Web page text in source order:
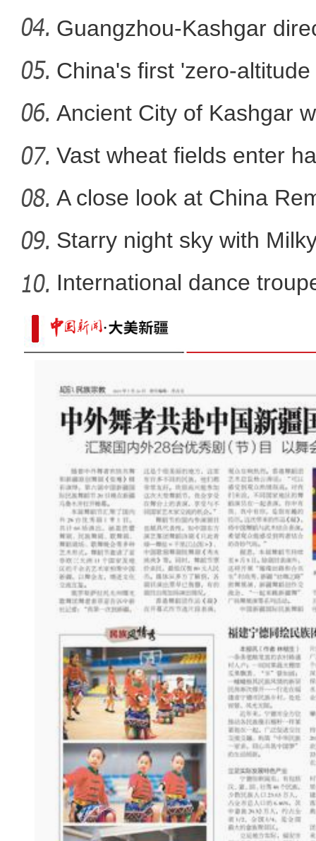
新疆库车现代农业科创中心
新疆铁路双口岸通行
Guangzhou-Kashgar
China's first 'zero-
Ancient City of Kashgar
Vast wheat fields enter
A close look at China
Starry night sky with
International dance